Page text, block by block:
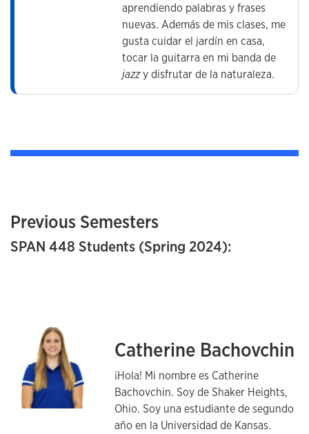
aprendiendo palabras y frases
nuevas. Además de mis clases, me
gusta cuidar el jardín en casa,
tocar la guitarra en mi banda de
jazzy disfrutar de la naturaleza.
Previous Semesters
SPAN 448 Students (Spring 2024):
Catherine Bachovchin
¡Hola! Mi nombre es Catherine
Bachovchin. Soy de Shaker Heights,
Ohio. Soy una estudiante de segundo
año en la Universidad de Kansas.